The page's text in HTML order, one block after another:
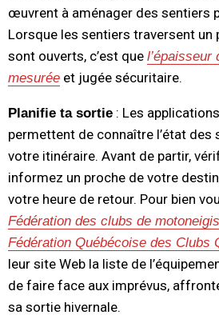
œuvrent à aménager des sentiers
Lorsque les sentiers traversent un
sont ouverts, c’est que l’épaisseur
mesurée et jugée sécuritaire.
Planifie ta sortie : Les
permettent de connaître l’état des
votre itinéraire. Avant de partir,
informez un proche de votre
votre heure de retour. Pour bien
Fédération des clubs de
Fédération Québécoise des Clubs
leur site Web la liste de
de faire face aux imprévus,
sa sortie hivernale.